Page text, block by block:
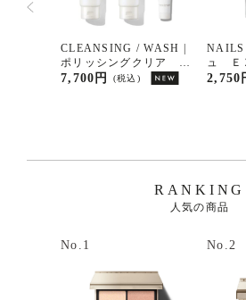
CLEANSING / WASH |
ポリッシングクリア ジ
ェルウォッシュ増量セッ
(税込)
7,700円
NAILS
ュ Ｅ
2,750
RANKING
人気の商品
No.1 No.2